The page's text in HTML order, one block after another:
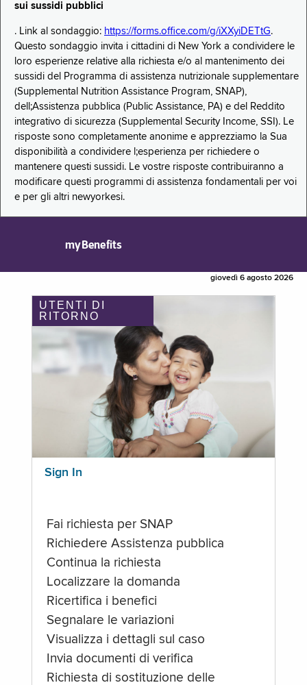
sui sussidi pubblici
. Link al sondaggio: https://forms.office.com/g/iXXyiDETtG.
Questo sondaggio invita i cittadini di New York a condividere le
loro esperienze relative alla richiesta e/o al mantenimento dei
sussidi del Programma di assistenza nutrizionale supplementare
(Supplemental Nutrition Assistance Program, SNAP),
dell;Assistenza pubblica (Public Assistance, PA) e del Reddito
integrativo di sicurezza (Supplemental Security Income, SSI). Le
risposte sono completamente anonime e apprezziamo la Sua
disponibilità a condividere l;esperienza per richiedere o
mantenere questi sussidi. Le vostre risposte contribuiranno a
modificare questi programmi di assistenza fondamentali per voi
e per gli altri newyorkesi.
myBenefits
giovedì 6 agosto 2026
UTENTI DI
RITORNO
Sign In
Fai richiesta per SNAP
Richiedere Assistenza pubblica
Continua la richiesta
Localizzare la domanda
Ricertifica i benefici
Segnalare le variazioni
Visualizza i dettagli sul caso
Invia documenti di verifica
Richiesta di sostituzione delle